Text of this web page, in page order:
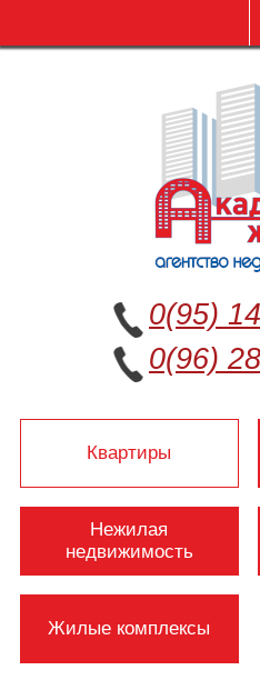
0(95)
0(96)
Квартиры
Нежилая
недвижимость
Жилые комплексы